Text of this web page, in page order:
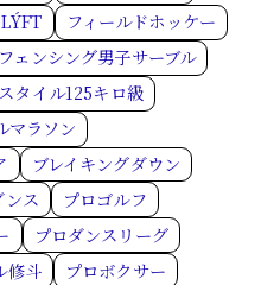
フィールドホッケー
フェンシング男子サーブル
タイル125キロ級
マラソン
ブレイキングダウン
ンス
プロゴルフ
プロダンスリーグ
修斗
プロボクサー